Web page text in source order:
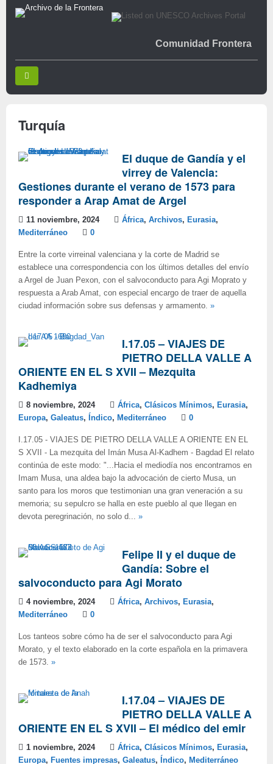
Comunidad Frontera
Turquía
El duque de Gandía y el
virrey de Valencia:
Gestiones durante el verano de 1573 para
responder a Arap Amat de Argel
11 noviembre, 2024 África, Archivos, Eurasia,
Mediterráneo
0
Entre la corte virreinal valenciana y la corte de Madrid se
establece una correspondencia con los últimos detalles del envío
a Argel de Juan Pexon, con el salvoconducto para Agi Moprato y
respuesta a Arab Amat, con especial encargo de traer de aquella
ciudad información sobre sus defensas y armamento. »
I.17.05 – VIAJES DE
PIETRO DELLA VALLE A
ORIENTE EN EL S XVII – Mezquita
Kadhemiya
8 noviembre, 2024 África, Clásicos Mínimos, Eurasia,
Europa, Galeatus, Índico, Mediterráneo 0
I.17.05 - VIAJES DE PIETRO DELLA VALLE A ORIENTE EN EL
S XVII - La mezquita del Imán Musa Al-Kadhem - Bagdad El relato
continúa de este modo: "...Hacia el mediodía nos encontramos en
Imam Musa, una aldea bajo la advocación de cierto Musa, un
santo para los moros que testimonian una gran veneración a su
memoria; su sepulcro se halla en este pueblo al que llegan en
devota peregrinación, no solo d... »
Felipe II y el duque de
Gandía: Sobre el
salvoconducto para Agi Morato
4 noviembre, 2024 África, Archivos, Eurasia,
Mediterráneo
0
Los tanteos sobre cómo ha de ser el salvoconducto para Agi
Morato, y el texto elaborado en la corte española en la primavera
de 1573. »
I.17.04 – VIAJES DE
PIETRO DELLA VALLE A
ORIENTE EN EL S XVII – El médico del emir
1 noviembre, 2024 África, Clásicos Mínimos, Eurasia,
Europa, Fuentes impresas, Galeatus, Índico, Mediterráneo